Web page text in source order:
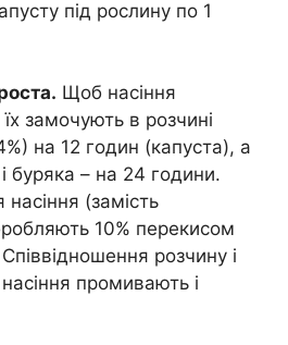
під рослину по 1
Щоб насіння
замочують в розчині
на 12 годин (капуста), а
буряка – на 24 години.
(замість
10% перекисом
розчину і
промивають і